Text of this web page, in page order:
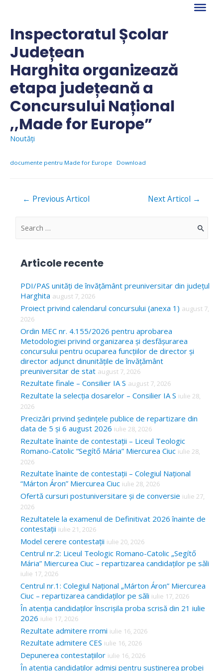
contentInspectoratul Școlar
Județean
Harghita organizează
etapa județeană a
Concursului Național
,,Made for Europe”
Noutăți
documente pentru Made for Europe Download
Navigare
← Previous Articol Next Articol →
S
c
h
f
o
r
Articole recente
PDI/PAS unități de învățământ preuniversitar din județul
Harghita august 7, 2026
Proiect privind calendarul concursului (anexa 1) august 7,
2026
Ordin MEC nr. 4.155/2026 pentru aprobarea
Metodologiei privind organizarea și desfășurarea
concursului pentru ocuparea funcțiilor de director și
director adjunct dinunitățile de învățământ
preuniversitar de stat august 7, 2026
Rezultate finale – Consilier IA S august 7, 2026
Rezultate la selecția dosarelor – Consilier IA S iulie 28,
2026
Precizări privind ședințele publice de repartizare din
data de 5 și 6 august 2026 iulie 28, 2026
Rezultate înainte de contestații – Liceul Teologic
Romano-Catolic “Segítő Mária” Miercurea Ciuc iulie 28,
2026
Rezultate înainte de contestații – Colegiul Național
“Márton Áron” Miercurea Ciuc iulie 28, 2026
Ofertă cursuri postuniversitare și de conversie iulie 27,
2026
Rezultatele la examenul de Definitivat 2026 înainte de
contestații iulie 21, 2026
Model cerere contestații iulie 20, 2026
Centrul nr.2: Liceul Teologic Romano-Catolic „Segítő
Mária” Miercurea Ciuc – repartizarea candidaților pe săli
iulie 17, 2026
Centrul nr.1: Colegiul Național „Márton Áron” Miercurea
Ciuc – repartizarea candidaților pe săli iulie 17, 2026
În atenția candidaților înscrișila proba scrisă din 21 iulie
2026 iulie 17, 2026
Rezultate admitere rromi iulie 16, 2026
Rezultate admitere CES iulie 16, 2026
Depunerea contestațiilor iulie 16, 2026
În atenția candidaților admiși pentru susținerea probei